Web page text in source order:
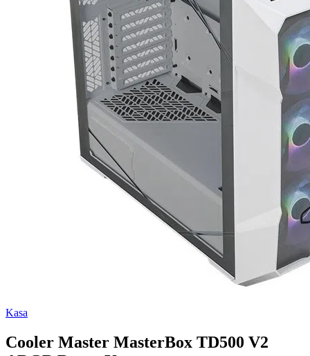
Kasa
Cooler Master MasterBox TD500 V2